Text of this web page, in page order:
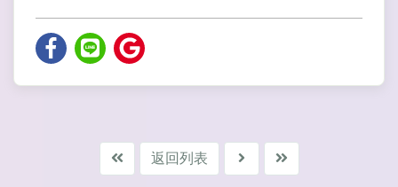
返回列表